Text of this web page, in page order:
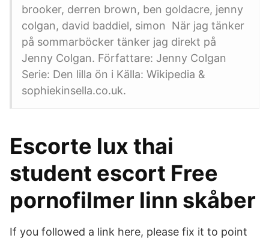
brooker, derren brown, ben goldacre, jenny
colgan, david baddiel, simon När jag tänker
på sommarböcker tänker jag direkt på
Jenny Colgan. Författare: Jenny Colgan
Serie: Den lilla ön i Källa: Wikipedia &
sophiekinsella.co.uk.
Escorte lux thai
student escort Free
pornofilmer linn skåber
If you followed a link here, please fix it to point